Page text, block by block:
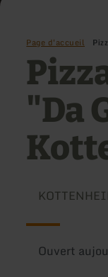
Page d'accueil
"Da
Ouvert